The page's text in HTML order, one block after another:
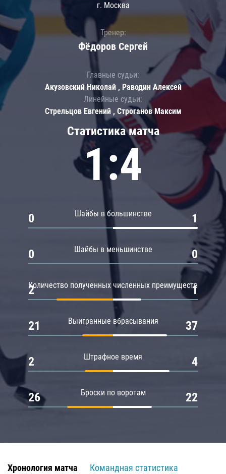
Статистика матча
1:4
Шайбы в большинстве
0 1
Шайбы в меньшинстве
0 0
Количество полученных численных преимуществ
2 1
Выигранные вбрасывания
21 37
Штрафное время
2 4
Броски по воротам
26 22
г. Москва
Тренер:
Фёдоров Сергей
Главные судьи:
Акузовский Николай , Раводин Алексей
Линейные судьи:
Стрельцов Евгений , Строганов Максим
Хронология матча
Командная статистика